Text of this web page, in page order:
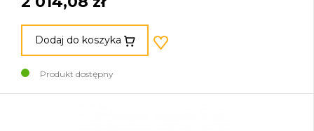
Dodaj do koszyka
Produkt dostępny